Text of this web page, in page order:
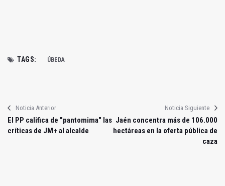
TAGS: ÚBEDA
Noticia Anterior
El PP califica de "pantomima" las
críticas de JM+ al alcalde
Noticia Siguiente
Jaén concentra más de 106.000
hectáreas en la oferta pública de
caza